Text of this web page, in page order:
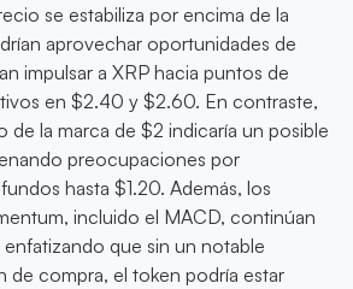
se estabiliza por encima de la
aprovechar oportunidades de
impulsar a XRP hacia puntos de
en $2.40 y $2.60. En contraste,
de la marca de $2 indicaría un posible
preocupaciones por
hasta $1.20. Además, los
incluido el MACD, continúan
que sin un notable
de compra, el token podría estar